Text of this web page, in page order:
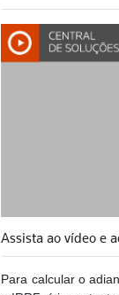
Assista ao vídeo e
Para calcular o